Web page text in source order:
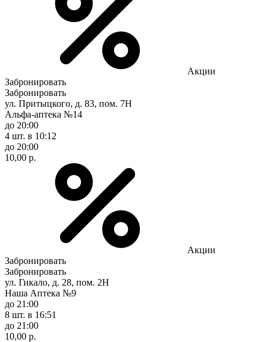
Акции
Забронировать
Забронировать
ул. Притыцкого, д. 83, пом. 7Н
Альфа-аптека №14
до 20:00
4 шт. в 10:12
до 20:00
10,00 р.
Акции
Забронировать
Забронировать
ул. Гикало, д. 28, пом. 2Н
Наша Аптека №9
до 21:00
8 шт. в 16:51
до 21:00
10,00 р.